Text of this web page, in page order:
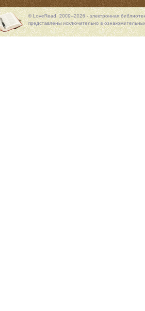
© LoveRead, 2009–2026 - электронная
представлены исключительно в